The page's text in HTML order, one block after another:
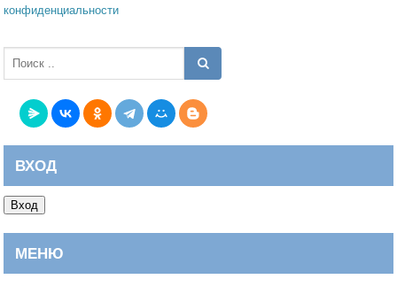
конфиденциальности
ВХОД
Вход
МЕНЮ